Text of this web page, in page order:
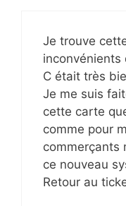
Je trouve
inconvénients
C était très
Je me suis
cette carte
comme pour
commerçants
ce nouveau
Retour au